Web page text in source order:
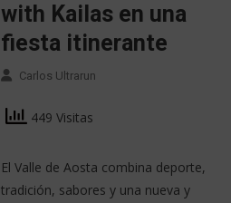
with Kailas en una
fiesta itinerante
Carlos Ultrarun
449 Visitas
El Valle de Aosta combina deporte,
tradición, sabores y una nueva y